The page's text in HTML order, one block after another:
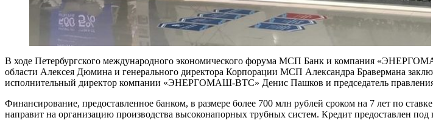
В ходе Петербургского международного экономического форума МСП Банк и компания
области Алексея Дюмина и генерального директора Корпорации МСП Александра Бравермана
исполнительный директор компании «ЭНЕРГОМАШ-ВТС» Денис Пашков и председатель
Финансирование, предоставленное банком, в размере более 700 млн рублей сроком на 7 лет по
направит на организацию производства высоконапорных трубных систем. Кредит предоставлен